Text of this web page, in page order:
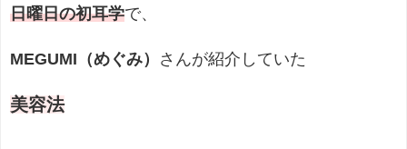
日曜日の初耳学で、
MEGUMI（めぐみ） さんが紹介していた
美容法